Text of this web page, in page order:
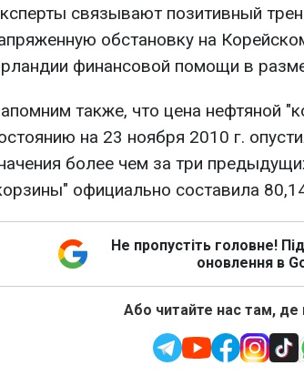
связывают позитивный
обстановку на
финансовой помощи в
также, что цена нефтяной
на 23 ноября 2010 г.
более чем за три
официально составила
Не пропустіть головне!
оновлення в
Або читайте нас там, де